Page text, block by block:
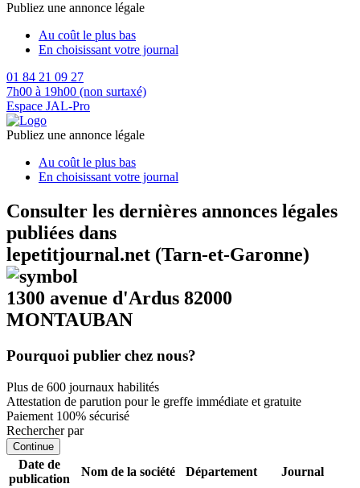
Publiez une annonce légale
Au coût le plus bas
En choisissant votre journal
01 84 21 09 27
7h00 à 19h00 (non surtaxé)
Espace JAL-Pro
Publiez une annonce légale
Au coût le plus bas
En choisissant votre journal
Consulter les dernières annonces légales
publiées dans
lepetitjournal.net (Tarn-et-Garonne)
1300 avenue d'Ardus 82000
MONTAUBAN
Pourquoi publier chez nous?
Plus de 600 journaux habilités
Attestation de parution pour le greffe immédiate et gratuite
Paiement 100% sécurisé
Rechercher par
Continue
Date de
publication
Nom de la société Département Journal